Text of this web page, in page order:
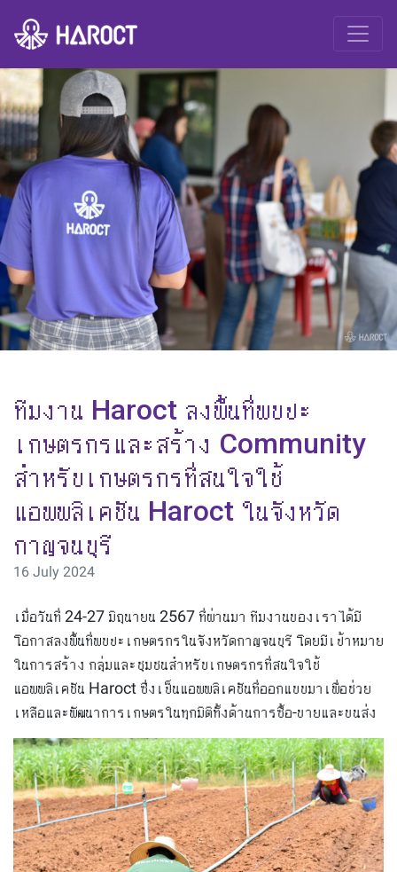
ทีมงาน Haroct ลงพื้นที่พบปะ
เกษตรกรและสร้าง Community
สำหรับเกษตรกรที่สนใจใช้
แอพพลิเคชัน Haroct ในจังหวัด
กาญจนบุรี
16 July 2024
เมื่อวันที่ 24-27 มิถุนายน 2567 ที่ผ่านมา ทีมงานของเราได้มี
โอกาสลงพื้นที่พบปะเกษตรกรในจังหวัดกาญจนบุรี โดยมีเป้าหมาย
ในการสร้าง กลุ่มและชุมชนสำหรับเกษตรกรที่สนใจใช้
แอพพลิเคชัน Haroct ซึ่งเป็นแอพพลิเคชันที่ออกแบบมาเพื่อช่วย
เหลือและพัฒนาการเกษตรในทุกมิติทั้งด้านการซื้อ-ขายและขนส่ง